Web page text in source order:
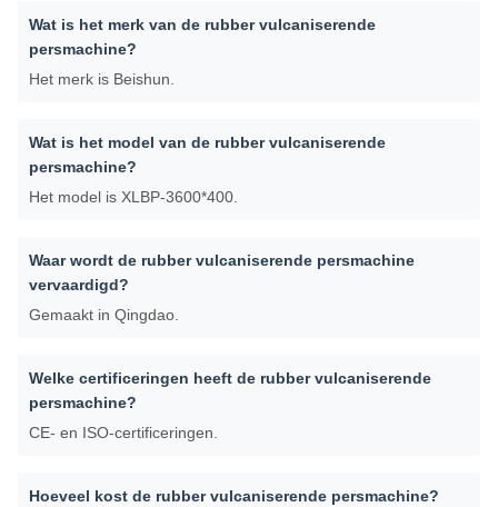
Wat is het merk van de rubber vulcaniserende
persmachine?
Het merk is Beishun.
Wat is het model van de rubber vulcaniserende
persmachine?
Het model is XLBP-3600*400.
Waar wordt de rubber vulcaniserende persmachine
vervaardigd?
Gemaakt in Qingdao.
Welke certificeringen heeft de rubber vulcaniserende
persmachine?
CE- en ISO-certificeringen.
Hoeveel kost de rubber vulcaniserende persmachine?